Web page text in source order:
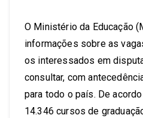
O Ministério da Educação
informações sobre as
os interessados em
consultar, com
para todo o país. De
14.346 cursos de